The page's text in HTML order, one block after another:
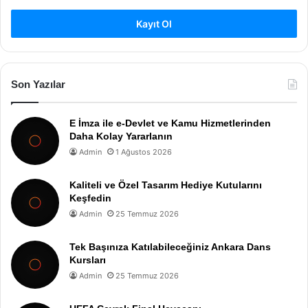
Kayıt Ol
Son Yazılar
E İmza ile e-Devlet ve Kamu Hizmetlerinden
Daha Kolay Yararlanın
Admin 1 Ağustos 2026
Kaliteli ve Özel Tasarım Hediye Kutularını
Keşfedin
Admin 25 Temmuz 2026
Tek Başınıza Katılabileceğiniz Ankara Dans
Kursları
Admin 25 Temmuz 2026